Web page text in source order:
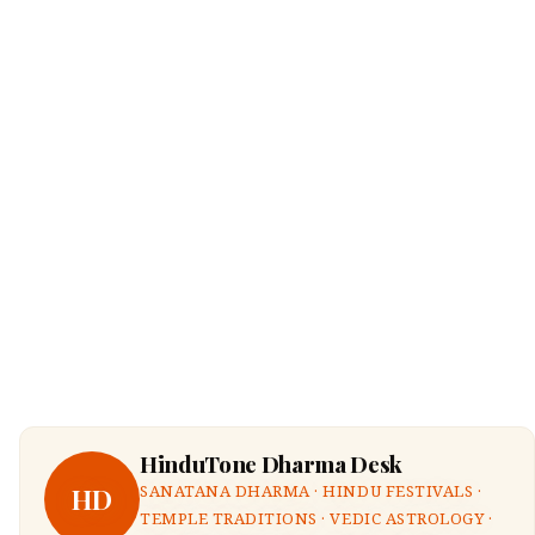
HD
HinduTone Dharma Desk
SANATANA DHARMA · HINDU FESTIVALS ·
TEMPLE TRADITIONS · VEDIC ASTROLOGY ·